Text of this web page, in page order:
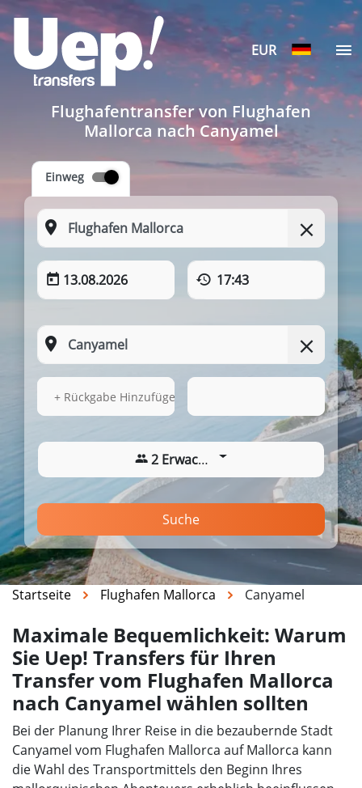
EUR
Flughafentransfer von Flughafen
Mallorca nach Canyamel
Einweg
13.08.2026 17:43
13.08.2026
+ Rückgabe Hinzufügen
2 Erwachsene
Suche
Startseite Flughafen Mallorca Canyamel
Maximale Bequemlichkeit: Warum
Sie Uep! Transfers für Ihren
Transfer vom Flughafen Mallorca
nach Canyamel wählen sollten
Bei der Planung Ihrer Reise in die bezaubernde Stadt
Canyamel vom Flughafen Mallorca auf Mallorca kann
die Wahl des Transportmittels den Beginn Ihres